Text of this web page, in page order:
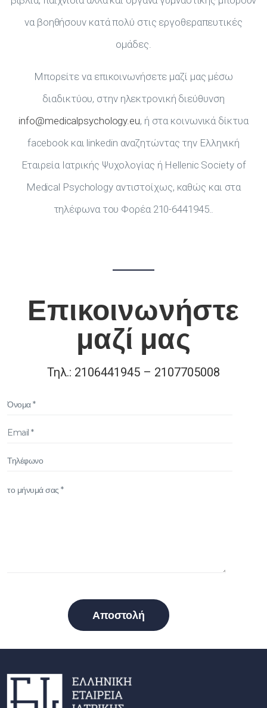
να βοηθήσουν κατά πολύ στις εργοθεραπευτικές
ομάδες.
Μπορείτε να επικοινωνήσετε μαζί μας μέσω
διαδικτύου, στην ηλεκτρονική διεύθυνση
info@medicalpsychology.eu, ή στα κοινωνικά δίκτυα
facebook και linkedin αναζητώντας την Ελληνική
Εταιρεία Ιατρικής Ψυχολογίας ή Hellenic Society of
Medical Psychology αντιστοίχως, καθώς και στα
τηλέφωνα του Φορέα 210-6441945..
Επικοινωνήστε
μαζί μας
Τηλ.: 2106441945 – 2107705008